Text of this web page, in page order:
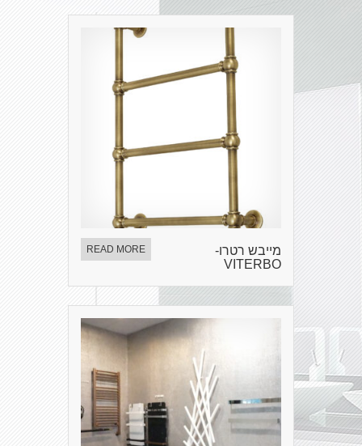
מייבש רטרו-
VITERBO
READ MORE